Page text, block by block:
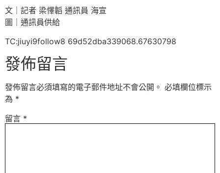
文｜記者 梁懌韜 通訊員 海宣
圖｜通訊員供給
TC:jiuyi9follow8 69d52dba339068.67630798
發佈留言
發佈留言必須填寫的電子郵件地址不會公開。 必填欄位標示
為 *
留言 *